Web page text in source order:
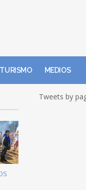
TURISMO MEDIOS
Tweets by